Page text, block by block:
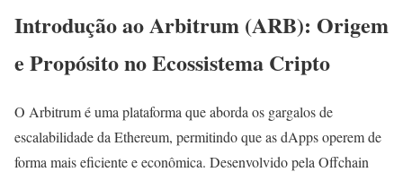
Introdução ao Arbitrum (ARB): Origem
e Propósito no Ecossistema Cripto
O Arbitrum é uma plataforma que aborda os gargalos de
escalabilidade da Ethereum, permitindo que as dApps operem de
forma mais eficiente e econômica. Desenvolvido pela Offchain